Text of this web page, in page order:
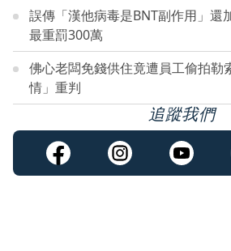
誤傳「漢他病毒是BNT副作用」
最重罰300萬
佛心老闆免錢供住竟遭員工偷拍
情」重判
追蹤我們